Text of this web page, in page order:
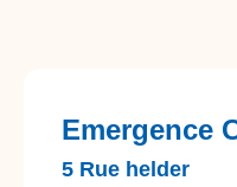
Emergence
5 Rue helder